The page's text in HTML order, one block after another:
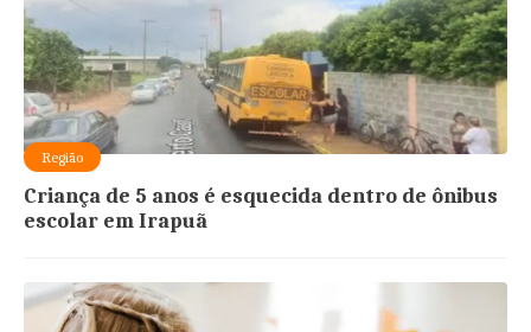
Região
Criança de 5 anos é esquecida dentro de ônibus
escolar em Irapuã